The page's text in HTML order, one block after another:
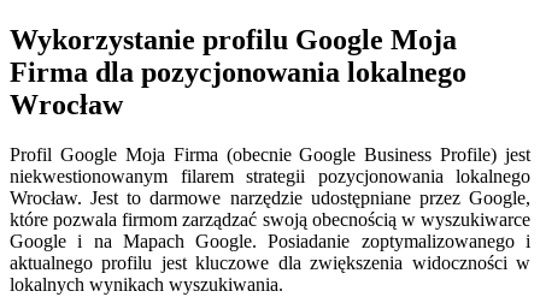
Wykorzystanie profilu Google Moja
Firma dla pozycjonowania lokalnego
Wrocław
Profil Google Moja Firma (obecnie Google Business Profile) jest
niekwestionowanym filarem strategii pozycjonowania lokalnego
Wrocław. Jest to darmowe narzędzie udostępniane przez Google,
które pozwala firmom zarządzać swoją obecnością w wyszukiwarce
Google i na Mapach Google. Posiadanie zoptymalizowanego i
aktualnego profilu jest kluczowe dla zwiększenia widoczności w
lokalnych wynikach wyszukiwania.